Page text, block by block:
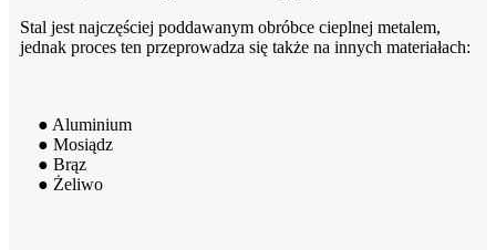
Stal jest najczęściej poddawanym obróbce cieplnej metalem,
jednak proces ten przeprowadza się także na innych materiałach:
● Aluminium
● Mosiądz
● Brąz
● Żeliwo